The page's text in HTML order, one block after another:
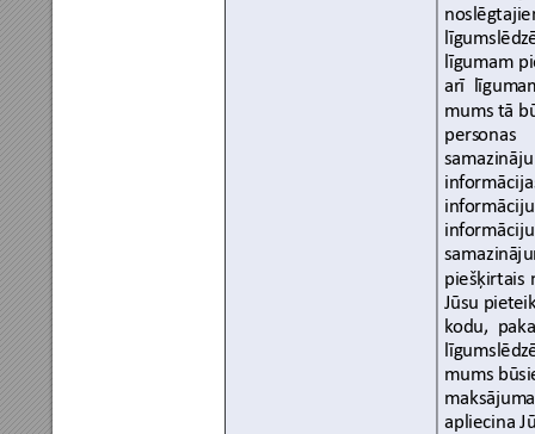
noslēg
līgumslēdz
līgumam
arī līgum
mums tā
personas
inf
inf
inf
samazin
piešķirtais
Jūsu piet
kodu,
līgumslēdz
mums
maksājum
apliecina